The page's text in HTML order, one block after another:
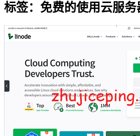
标签：免费的使用云服务